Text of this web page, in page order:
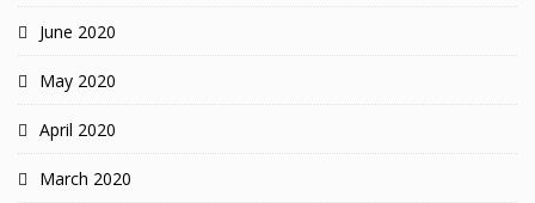
June 2020
May 2020
April 2020
March 2020